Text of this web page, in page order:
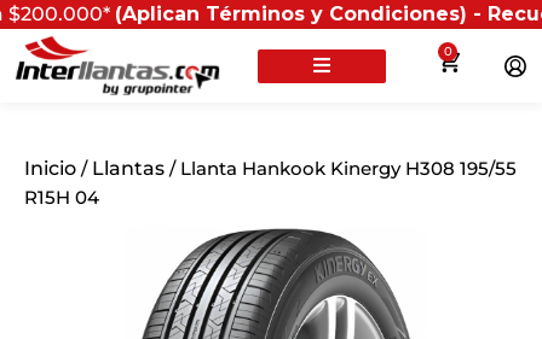
(Aplican Términos y Condiciones) - Recuerda
0
Inicio / Llantas / Llanta Hankook Kinergy H308 195/55
R15H 04